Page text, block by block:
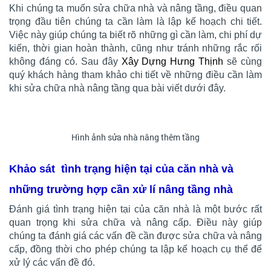
Khi chúng ta muốn sửa chữa nhà và nâng tầng, điều quan
trọng đầu tiên chúng ta cần làm là lập kế hoạch chi tiết.
Việc này giúp chúng ta biết rõ những gì cần làm, chi phí dự
kiến, thời gian hoàn thành, cũng như tránh những rắc rối
không đáng có. Sau đây Xây Dựng Hưng Thịnh sẽ cùng
quý khách hàng tham khảo chi tiết về những điều cần làm
khi sửa chữa nhà nâng tầng qua bài viết dưới đây.
Hình ảnh sửa nhà nâng thêm tầng
Khảo sát tình trạng hiện tại của căn nhà và
những trường hợp cần xử lí nâng tầng nhà
Đánh giá tình trạng hiện tại của căn nhà là một bước rất
quan trọng khi sửa chữa và nâng cấp. Điều này giúp
chúng ta đánh giá các vấn đề cần được sửa chữa và nâng
cấp, đồng thời cho phép chúng ta lập kế hoạch cụ thể để
xử lý các vấn đề đó.